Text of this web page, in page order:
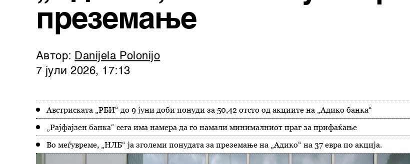
преземање
Автор: Danijela Polonijo
7 јули 2026, 17:13
Австриската „РБИ“ до 9 јуни доби понуди за 50,42 отсто од акциите на „Адико банка“
„Рајфајзен банка“ сега има намера да го намали минималниот праг за прифаќање
Во меѓувреме, „НЛБ“ ја зголеми понудата за преземање на „Адико“ на 37 евра по акција.